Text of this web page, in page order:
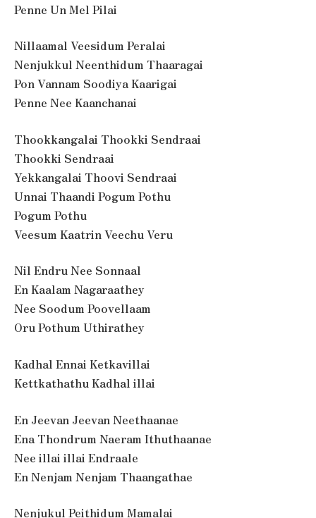
Penne Un Mel Pilai
Nillaamal Veesidum Peralai
Nenjukkul Neenthidum Thaaragai
Pon Vannam Soodiya Kaarigai
Penne Nee Kaanchanai
Thookkangalai Thookki Sendraai
Thookki Sendraai
Yekkangalai Thoovi Sendraai
Unnai Thaandi Pogum Pothu
Pogum Pothu
Veesum Kaatrin Veechu Veru
Nil Endru Nee Sonnaal
En Kaalam Nagaraathey
Nee Soodum Poovellaam
Oru Pothum Uthirathey
Kadhal Ennai Ketkavillai
Kettkathathu Kadhal illai
En Jeevan Jeevan Neethaanae
Ena Thondrum Naeram Ithuthaanae
Nee illai illai Endraale
En Nenjam Nenjam Thaangathae
Nenjukul Peithidum Mamalai